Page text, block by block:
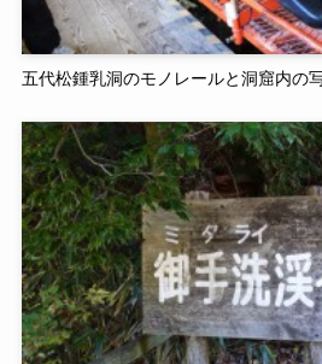
五代松鍾乳洞のモノレールと洞窟内の